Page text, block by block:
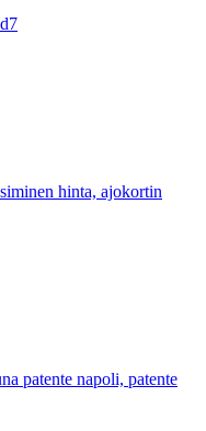
hinta, ajokortin
patente napoli, patente